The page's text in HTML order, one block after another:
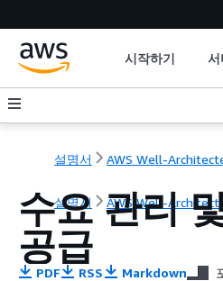
시작하기
설명서 AWS Well-
설명서 AWS Well-
수요 관리
공급
PDF RSS Markdown